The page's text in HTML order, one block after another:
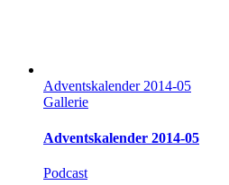
Adventskalender 2014-05
Gallerie
Adventskalender 2014-05
Podcast